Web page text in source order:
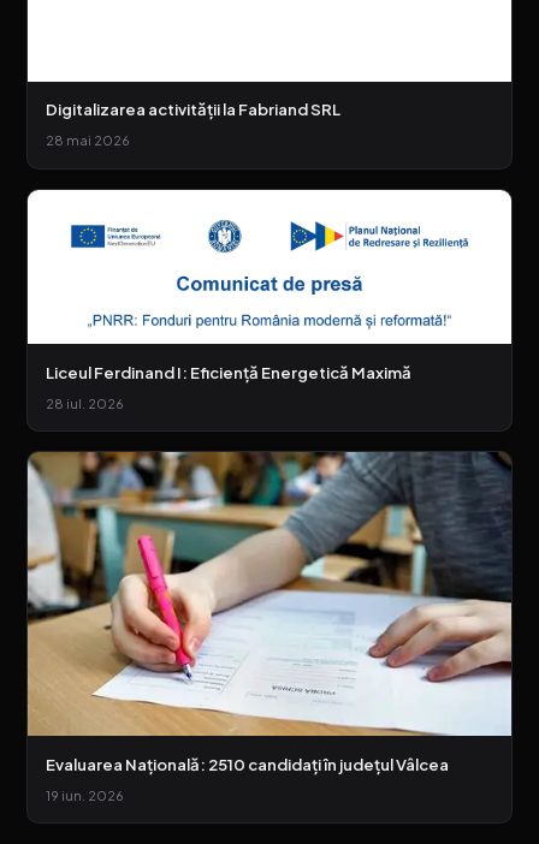
Digitalizarea activității la Fabriand SRL
28 mai 2026
Liceul Ferdinand I: Eficiență Energetică Maximă
28 iul. 2026
Evaluarea Națională: 2510 candidați în județul Vâlcea
19 iun. 2026